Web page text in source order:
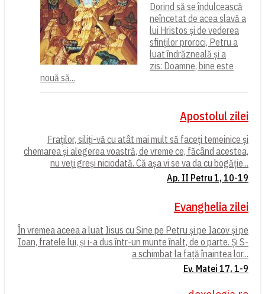
Dorind să se îndulcească
neîncetat de acea slavă a
lui Hristos și de vederea
sfinților proroci, Petru a
luat îndrăzneală și a
zis: Doamne, bine este
nouă să...
Apostolul zilei
Fraților, siliți-vă cu atât mai mult să faceți temeinice și
chemarea și alegerea voastră, de vreme ce, făcând acestea,
nu veți greși niciodată. Că așa vi se va da cu bogăție...
Ap. II Petru 1, 10-19
Evanghelia zilei
În vremea aceea a luat Iisus cu Sine pe Petru și pe Iacov și pe
Ioan, fratele lui, și i-a dus într-un munte înalt, de o parte. Și S-
a schimbat la față înaintea lor...
Ev. Matei 17, 1-9